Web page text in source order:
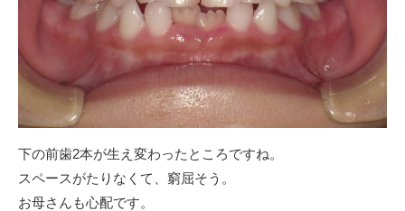
下の前歯2本が生え変わったところですね。
スペースがたりなくて、窮屈そう。
お母さんも心配です。